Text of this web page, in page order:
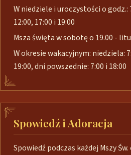
W niedziele i uroczystości o godz.:
12:00, 17:00 i 19:00
Msza święta w sobotę o 19.00 -
W okresie wakacyjnym: niedziela:
19:00, dni powszednie: 7:00 i 18:00
Spowiedź i Adoracja
Spowiedź podczas każdej Mszy